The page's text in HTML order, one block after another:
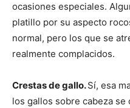
ocasiones especiales.
platillo por su aspecto
normal, pero los que se
realmente complacidos.
Crestas de gallo.Sí, esa
los gallos sobre cabeza se